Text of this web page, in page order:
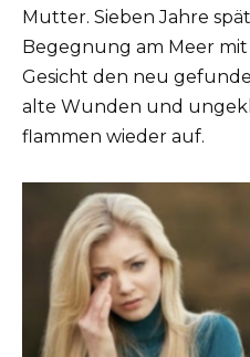
Mutter. Sieben Jahre
Begegnung am Meer
Gesicht den neu
alte Wunden und
flammen wieder auf.